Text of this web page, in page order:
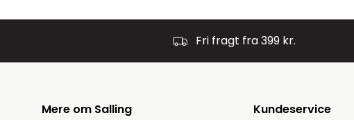
Fri fragt fra 399 kr.
Mere om Salling Kundeservice